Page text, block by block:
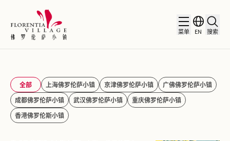
菜单 EN 搜索
全部 上海佛罗伦萨小镇 京津佛罗伦萨小镇 广佛佛罗伦萨小镇
成都佛罗伦萨小镇 武汉佛罗伦萨小镇 重庆佛罗伦萨小镇
香港佛罗伦斯小镇